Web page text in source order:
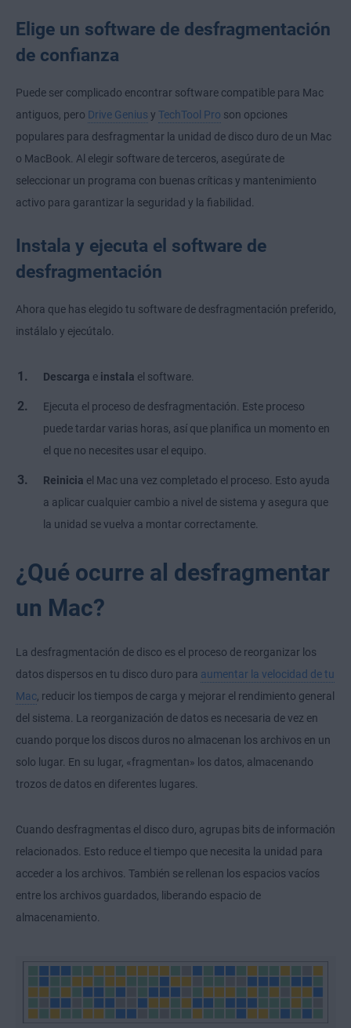
Elige un software de desfragmentación
de confianza
Puede ser complicado encontrar software compatible para Mac
antiguos, pero Drive Genius y TechTool Pro son opciones
populares para desfragmentar la unidad de disco duro de un Mac
o MacBook. Al elegir software de terceros, asegúrate de
seleccionar un programa con buenas críticas y mantenimiento
activo para garantizar la seguridad y la fiabilidad.
Instala y ejecuta el software de
desfragmentación
Ahora que has elegido tu software de desfragmentación preferido,
instálalo y ejecútalo.
Descarga e instala el software.
Ejecuta el proceso de desfragmentación. Este proceso
puede tardar varias horas, así que planifica un momento en
el que no necesites usar el equipo.
Reinicia el Mac una vez completado el proceso. Esto ayuda
a aplicar cualquier cambio a nivel de sistema y asegura que
la unidad se vuelva a montar correctamente.
¿Qué ocurre al desfragmentar
un Mac?
La desfragmentación de disco es el proceso de reorganizar los
datos dispersos en tu disco duro para aumentar la velocidad de tu
Mac, reducir los tiempos de carga y mejorar el rendimiento general
del sistema. La reorganización de datos es necesaria de vez en
cuando porque los discos duros no almacenan los archivos en un
solo lugar. En su lugar, «fragmentan» los datos, almacenando
trozos de datos en diferentes lugares.
Cuando desfragmentas el disco duro, agrupas bits de información
relacionados. Esto reduce el tiempo que necesita la unidad para
acceder a los archivos. También se rellenan los espacios vacíos
entre los archivos guardados, liberando espacio de
almacenamiento.